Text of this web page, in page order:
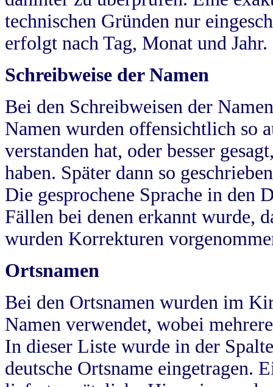
technischen Gründen nur
erfolgt nach Tag, Monat und Jahr.
Schreibweise der Namen
Bei den Schreibweisen der
Namen wurden offensichtlich so
verstanden hat, oder besser
haben. Später dann so
Die gesprochene Sprache in
Fällen bei denen erkannt wurde,
wurden Korrekturen
Ortsnamen
Bei den Ortsnamen wurden im
Namen verwendet, wobei
In dieser Liste wurde in der
deutsche Ortsname eingetragen.